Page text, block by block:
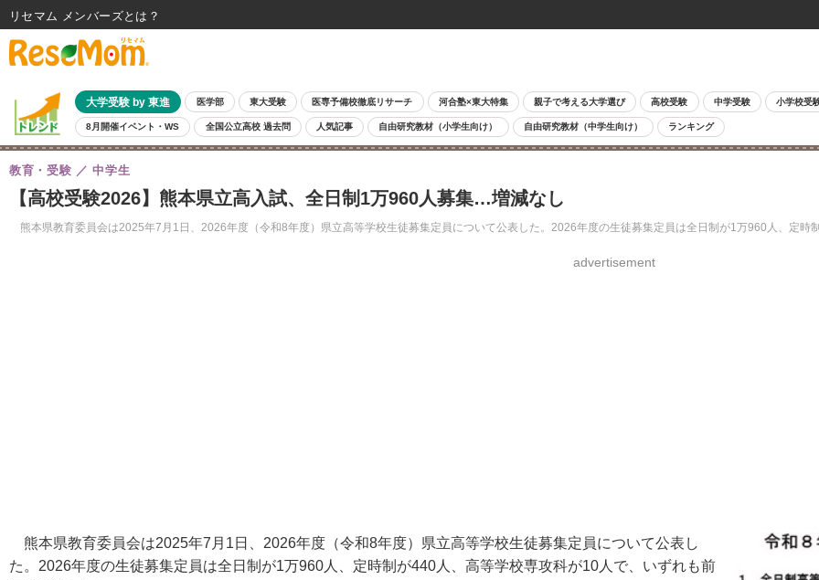
大学受験 by 東進 医学部 東大受験 医専予備校徹底リサーチ 河合塾×東大特集 親子で考える大学選び 高校受験 中学受験 小学校受
8月開催イベント・WS 全国公立高校 過去問 人気記事 自由研究教材（小学生向け） 自由研究教材（中学生向け） ランキング
【高校受験2026】熊本県立高入試、全日制1万960人募集…増減なし
熊本県教育委員会は2025年7月1日、2026年度（令和8年度）県立高等学校生徒募集定員について公表した。2026年度の生徒募集定員は全日制が1万960人、定時
教育・受験 中学生
advertisement
熊本県教育委員会は2025年7月1日、2026年度（令和8年度）県立高等学校生徒募集定員について公表し
た。2026年度の生徒募集定員は全日制が1万960人、定時制が440人、高等学校専攻科が10人で、いずれも前
リセマム メンバーズ